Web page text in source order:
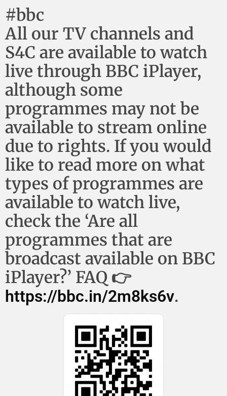
#bbc
All our TV channels and
S4C are available to watch
live through BBC iPlayer,
although some
programmes may not be
available to stream online
due to rights. If you would
like to read more on what
types of programmes are
available to watch live,
check the ‘Are all
programmes that are
broadcast available on BBC
iPlayer?’ FAQ 👉
https://bbc.in/2m8ks6v.